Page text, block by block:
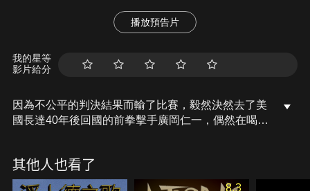
播放預告片
我的星等
影片給分
因為不公平的判決結果而輸了比賽，毅然決然去了美
國長達40年後回國的前拳擊手廣岡仁一，偶然在喝酒
次的 Down 後，翔吾懇請仁一教自己拳擊。不久後，
兩人便以成為世界冠軍為目標，拼命為挑戰擂台做準
其他人也看了
8.3